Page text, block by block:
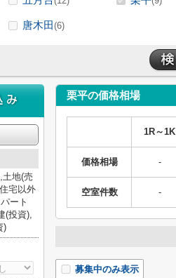
唐木田(6)
栗平の価格相場
1R～1K
価格相場 -
空室件数 -
募集中のみ表示
土地(売
宅以外
ート
(投資),
)